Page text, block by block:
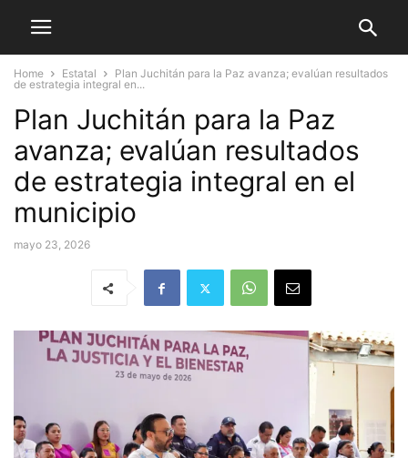
Home Estatal
Plan Juchitán para la Paz avanza; evalúan resultados
de estrategia integral en...
Plan Juchitán para la Paz
avanza; evalúan resultados
de estrategia integral en el
municipio
mayo 23, 2026